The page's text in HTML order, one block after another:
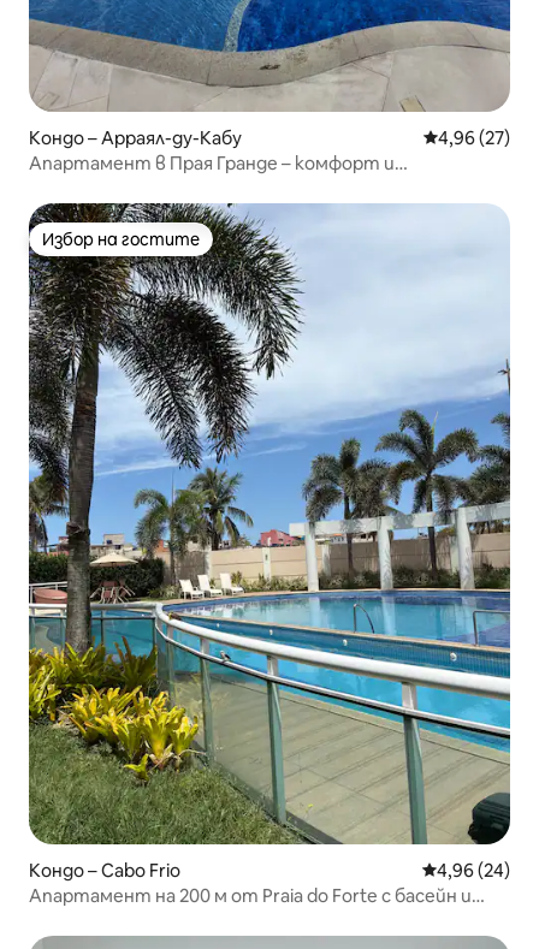
Кондо – Арраял-ду-Кабу Средна
4,96 (27)
Апартамент в Прая Гранде – комфорт и
Избор на гостите
Избор на гостите
Кондо – Cabo Frio Средна
4,96 (24)
Апартамент на 200 м от Praia do Forte с басейн и